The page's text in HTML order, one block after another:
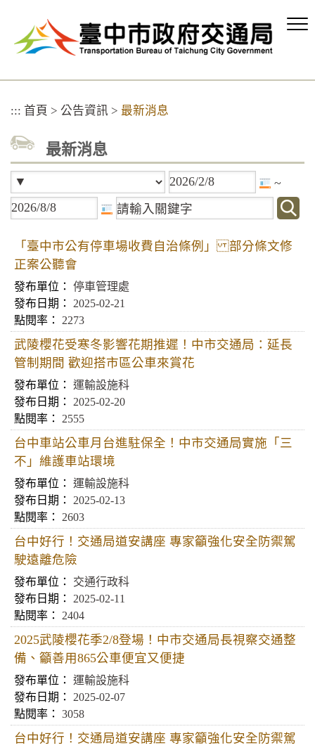
容
::: 首頁 > 公告資訊 > 最新消息
最新消息
~
「臺中市公有停車場收費自治條例」 部分條文修
正案公聽會
停車管理處
2025-02-21
2273
武陵櫻花受寒冬影響花期推遲！中市交通局：延長
管制期間 歡迎搭市區公車來賞花
運輸設施科
2025-02-20
2555
台中車站公車月台進駐保全！中市交通局實施「三
不」維護車站環境
運輸設施科
2025-02-13
2603
台中好行！交通局道安講座 專家籲強化安全防禦駕
駛遠離危險
交通行政科
2025-02-11
2404
2025武陵櫻花季2/8登場！中市交通局長視察交通整
備、籲善用865公車便宜又便捷
運輸設施科
2025-02-07
3058
台中好行！交通局道安講座 專家籲強化安全防禦駕